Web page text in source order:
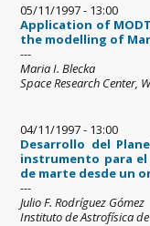
05/11/1997 - 13:00
Application of
the modelling of
---
Maria I. Blecka
Space Research Center,
04/11/1997 - 13:00
Desarrollo del
instrumento para
de marte desde un
---
Julio F. Rodríguez Gómez
Instituto de Astrofísica